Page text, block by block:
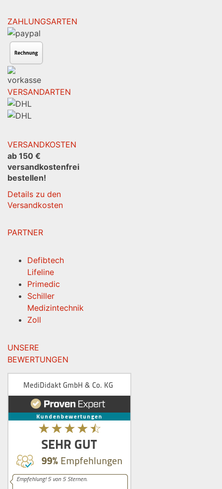
ZAHLUNGSARTEN
VERSANDARTEN
VERSANDKOSTEN
ab 150 €
versandkostenfrei
bestellen!
Details zu den
Versandkosten
PARTNER
Defibtech
Lifeline
Primedic
Schiller
Medizintechnik
Zoll
UNSERE
BEWERTUNGEN